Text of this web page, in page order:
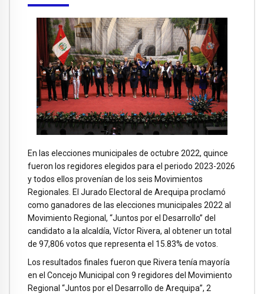
En las elecciones municipales de octubre 2022, quince
fueron los regidores elegidos para el periodo 2023-2026
y todos ellos provenían de los seis Movimientos
Regionales. El Jurado Electoral de Arequipa proclamó
como ganadores de las elecciones municipales 2022 al
Movimiento Regional, “Juntos por el Desarrollo” del
candidato a la alcaldía, Víctor Rivera, al obtener un total
de 97,806 votos que representa el 15.83% de votos.
Los resultados finales fueron que Rivera tenía mayoría
en el Concejo Municipal con 9 regidores del Movimiento
Regional “Juntos por el Desarrollo de Arequipa”, 2